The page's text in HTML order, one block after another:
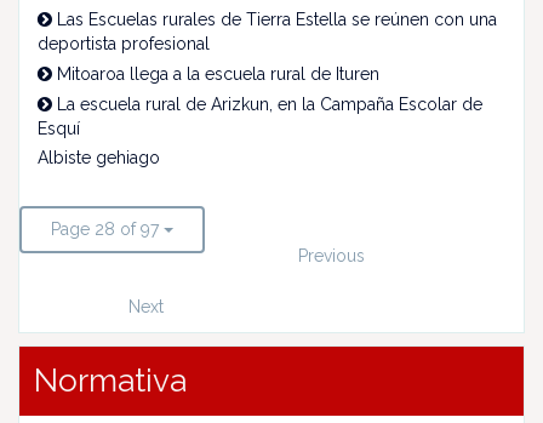
Las Escuelas rurales de Tierra Estella se reúnen con una
deportista profesional
Mitoaroa llega a la escuela rural de Ituren
La escuela rural de Arizkun, en la Campaña Escolar de
Esquí
Albiste gehiago
Page 28 of 97
Previous
Next
Normativa